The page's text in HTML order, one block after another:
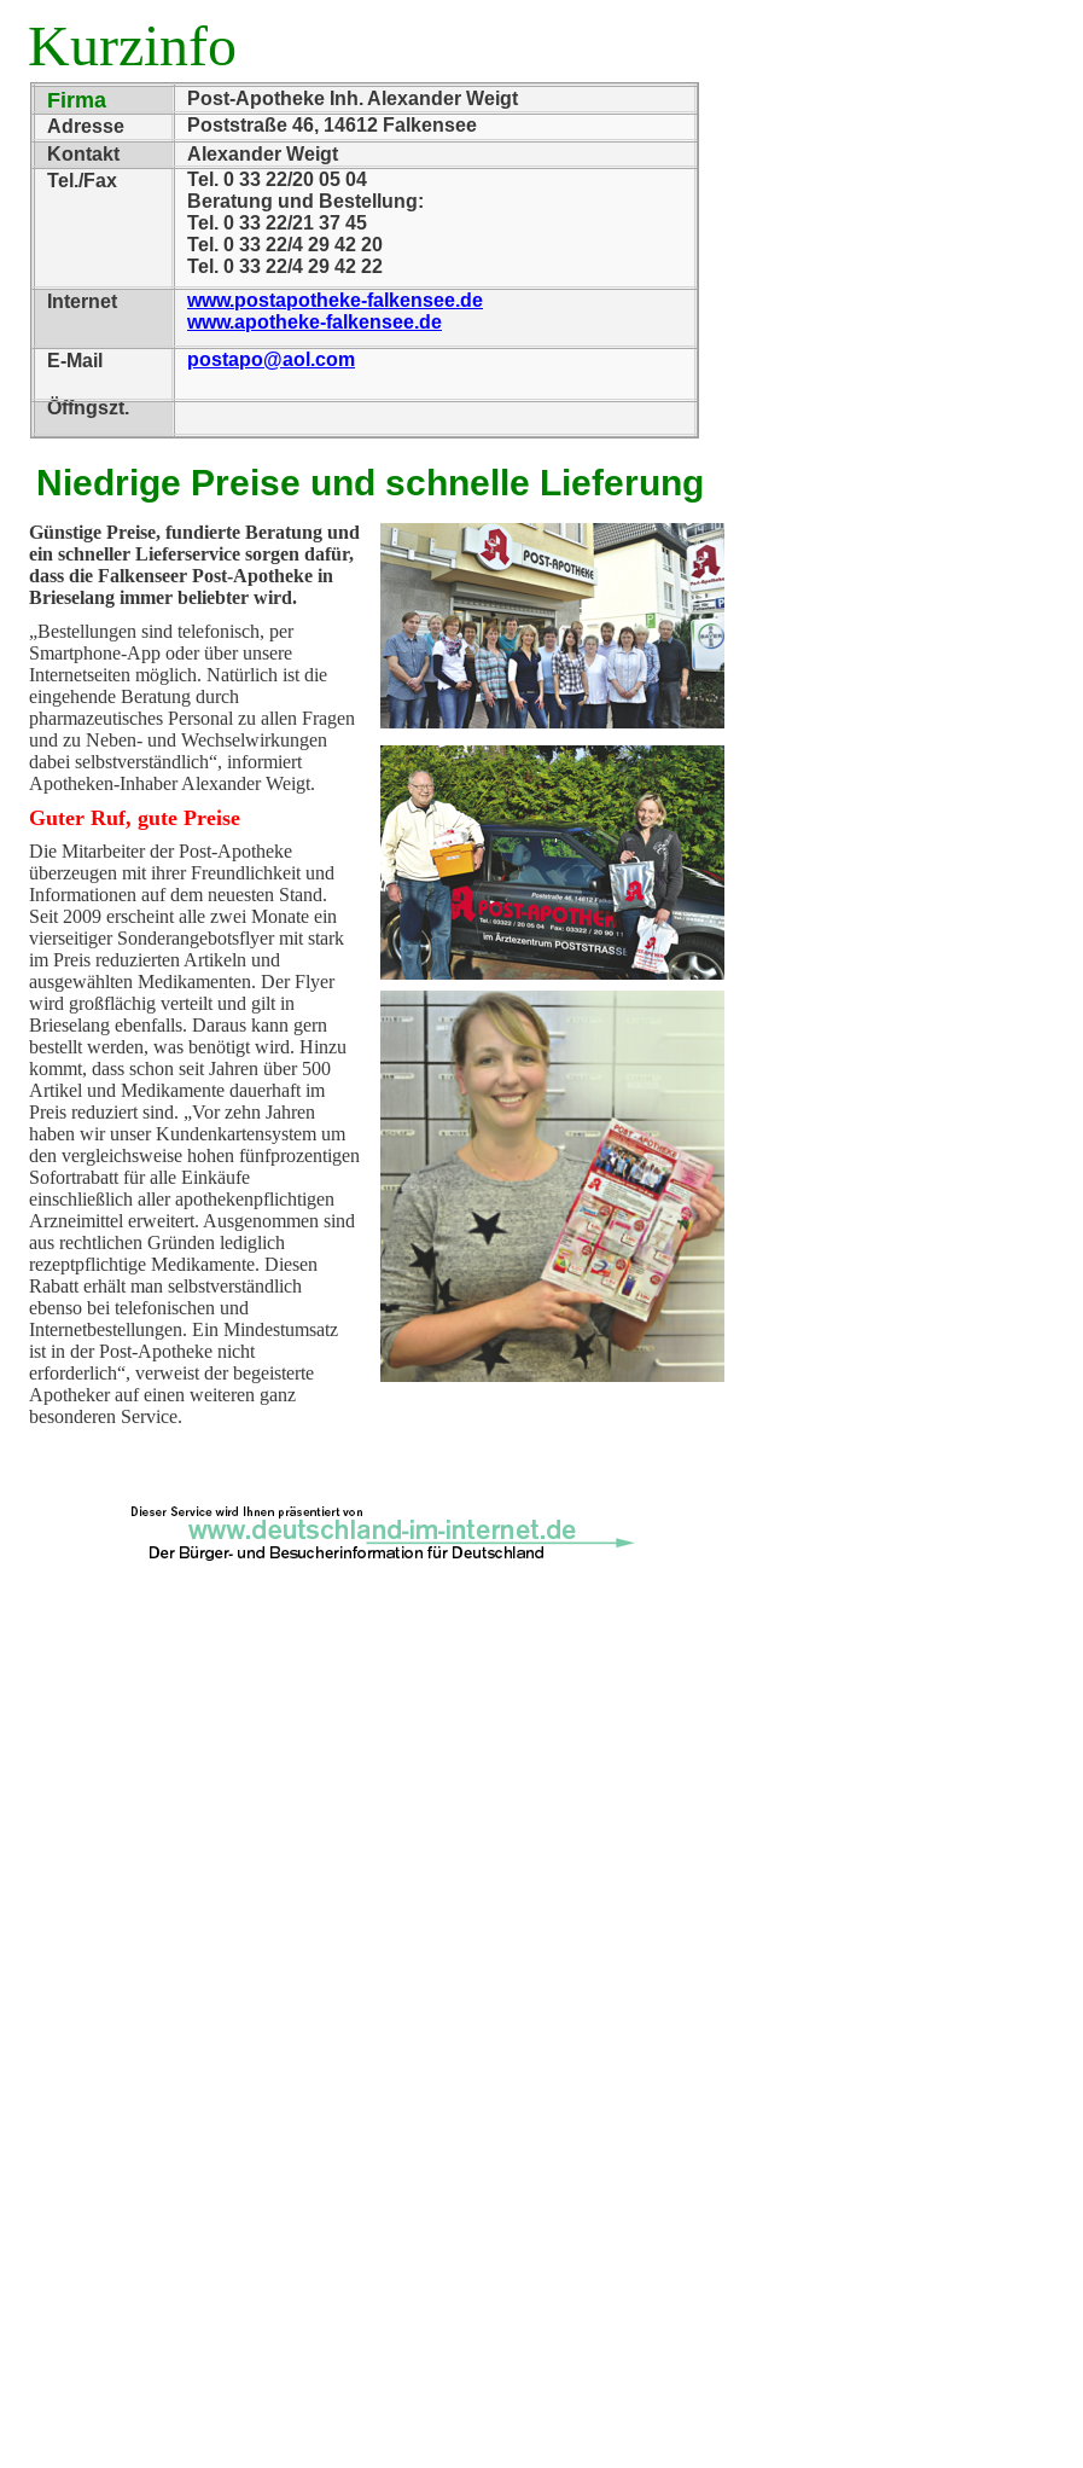
Günstige Preise, fundierte Beratung und
ein schneller Lieferservice sorgen dafür,
dass die Falkenseer Post-Apotheke in
Brieselang immer beliebter wird.
„Bestellungen sind telefonisch, per
Smartphone-App oder über unsere
Internetseiten möglich. Natürlich ist die
eingehende Beratung durch
pharmazeutisches Personal zu allen Fragen
und zu Neben- und Wechselwirkungen
dabei selbstverständlich“, informiert
Apotheken-Inhaber Alexander Weigt.
Guter Ruf, gute Preise
Die Mitarbeiter der Post-Apotheke
überzeugen mit ihrer Freundlichkeit und
Informationen auf dem neuesten Stand.
Seit 2009 erscheint alle zwei Monate ein
vierseitiger Sonderangebotsflyer mit stark
im Preis reduzierten Artikeln und
ausgewählten Medikamenten. Der Flyer
wird großflächig verteilt und gilt in
Brieselang ebenfalls. Daraus kann gern
bestellt werden, was benötigt wird. Hinzu
kommt, dass schon seit Jahren über 500
Artikel und Medikamente dauerhaft im
Preis reduziert sind. „Vor zehn Jahren
haben wir unser Kundenkartensystem um
den vergleichsweise hohen fünfprozentigen
Sofortrabatt für alle Einkäufe
einschließlich aller apothekenpflichtigen
Arzneimittel erweitert. Ausgenommen sind
aus rechtlichen Gründen lediglich
rezeptpflichtige Medikamente. Diesen
Rabatt erhält man selbstverständlich
ebenso bei telefonischen und
Internetbestellungen. Ein Mindestumsatz
ist in der Post-Apotheke nicht
erforderlich“, verweist der begeisterte
Apotheker auf einen weiteren ganz
besonderen Service.
Niedrige Preise und schnelle Lieferung
Kurzinfo
Firma
Post-Apotheke Inh. Alexander Weigt
Adresse
Poststraße 46, 14612 Falkensee
Kontakt
Alexander Weigt
Tel./Fax
Tel. 0 33 22/20 05 04
Beratung und Bestellung:
Tel. 0 33 22/21 37 45
Tel. 0 33 22/4 29 42 20
Tel. 0 33 22/4 29 42 22
Internet
www.postapotheke-falkensee.de
www.apotheke-falkensee.de
E-Mail
postapo@aol.com
Öffngszt.